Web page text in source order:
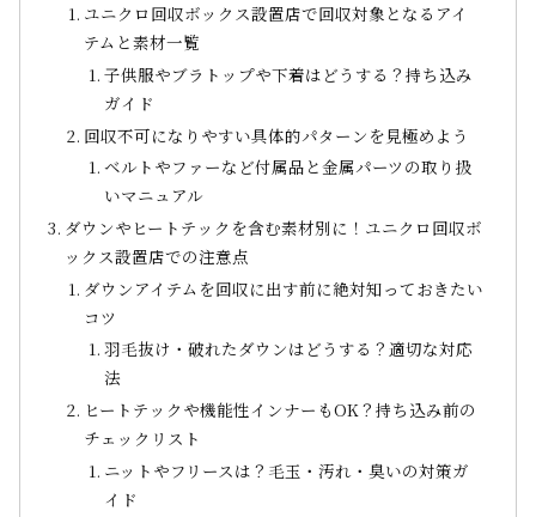
ユニクロ回収ボックス設置店で回収対象となるアイ
テムと素材一覧
子供服やブラトップや下着はどうする？持ち込み
ガイド
回収不可になりやすい具体的パターンを見極めよう
ベルトやファーなど付属品と金属パーツの取り扱
いマニュアル
ダウンやヒートテックを含む素材別に！ユニクロ回収ボ
ックス設置店での注意点
ダウンアイテムを回収に出す前に絶対知っておきたい
コツ
羽毛抜け・破れたダウンはどうする？適切な対応
法
ヒートテックや機能性インナーもOK？持ち込み前の
チェックリスト
ニットやフリースは？毛玉・汚れ・臭いの対策ガ
イド